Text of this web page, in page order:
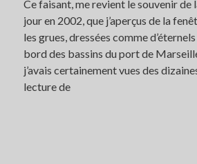
Ce faisant, me revient le souvenir de
jour en 2002, que j’aperçus de la
les grues, dressées comme
bord des bassins du port de
j’avais certainement vues des
lecture de